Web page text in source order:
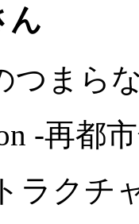
ん
つまら
-再都
ラクチ